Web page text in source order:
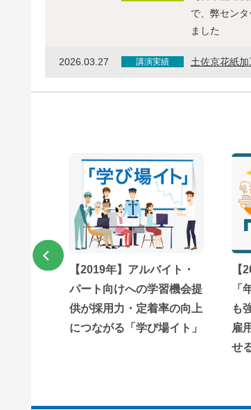
で、弊セン
ました
2026.03.27 講演実績 土佐京花紙
【2019年】アルバイト・
パート向けへの学習機会提
供が採用力・定着率の向上
につながる「学び場イト」
【
「
も
雇
せ